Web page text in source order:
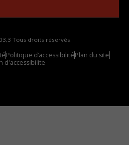
Tous droits réservés.
Politique d’accessibilitéPlan du site
d'accessibilite